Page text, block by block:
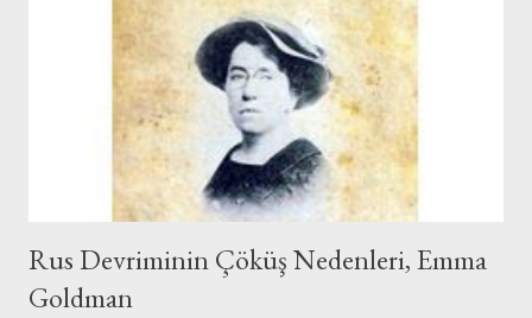
Rus Devriminin Çöküş Nedenleri, Emma
Goldman